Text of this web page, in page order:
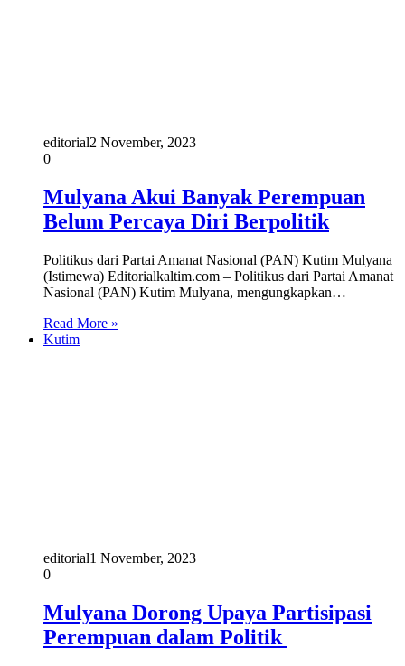
editorial2 November, 2023
0
Mulyana Akui Banyak Perempuan
Belum Percaya Diri Berpolitik
Politikus dari Partai Amanat Nasional (PAN) Kutim Mulyana
(Istimewa) Editorialkaltim.com – Politikus dari Partai Amanat
Nasional (PAN) Kutim Mulyana, mengungkapkan…
Read More »
Kutim
editorial1 November, 2023
0
Mulyana Dorong Upaya Partisipasi
Perempuan dalam Politik